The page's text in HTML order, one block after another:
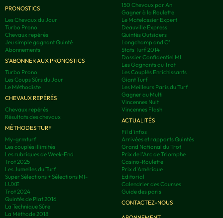
PRONOSTICS
Les Chevaux du Jour
Turbo Prono
Chevaux repérés
Jeu simple gagnant Quinté
Abonnements
S'ABONNER AUX PRONOSTICS
Turbo Prono
Les Coups Sûrs du Jour
Le Méthodiste
CHEVAUX REPÉRÉS
Chevaux repérés
Résultats des chevaux
MÉTHODES TURF
My-grmturf
Les couplés illimités
Les rubriques de Week-End
Trot 2025
Les Jumelles du Turf
Super Sélections + Sélections MI-
LUXE
Trot 2024
Quintés de Plat 2016
La Technique Sûre
La Méthode 2018
150 Chevaux par An
Gagner à la Roulette
Le Matelassier Expert
Deauville Express
Quintés Outsiders
Longchamp and C°
Stats Turf 2014
Dossier Confidentiel MI
Les Gagnants au Trot
Les Couplés Enrichissants
Giant Turf
Les Meilleurs Paris du Turf
Gagner au Multi
Vincennes Nuit
Vincennes Flash
ACTUALITÉS
Fil d'infos
Arrivées et rapports Quintés
Grand National du Trot
Prix de l'Arc de Triomphe
Casino-Roulette
Prix d'Amérique
Editorial
Calendrier des Courses
Guide des paris
CONTACTEZ-NOUS